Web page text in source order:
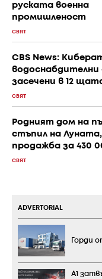
руската военна
промишленост
СВЯТ
CBS News:
засечени в 12
СВЯТ
Родният дом на
стъпил на
продажба за 430
СВЯТ
ADVERTORIAL
Горди
А1